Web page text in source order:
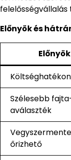
felelősségvállalás
Előnyök és
Előnyök
Szélesebb
aválaszték
őrizhető